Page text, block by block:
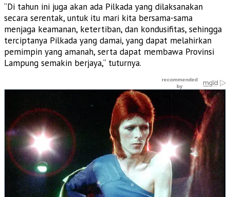
“Di tahun ini juga akan ada Pilkada yang dilaksanakan
secara serentak, untuk itu mari kita bersama-sama
menjaga keamanan, ketertiban, dan kondusifitas, sehingga
terciptanya Pilkada yang damai, yang dapat melahirkan
pemimpin yang amanah, serta dapat membawa Provinsi
Lampung semakin berjaya,“ tuturnya.